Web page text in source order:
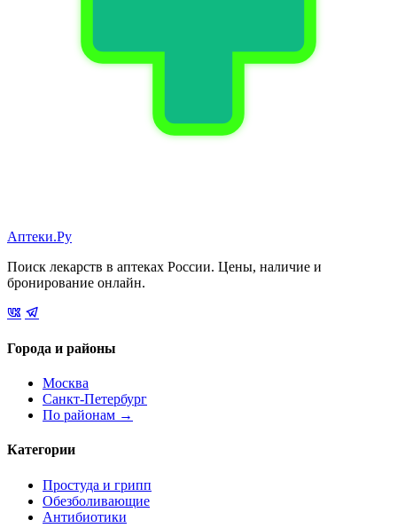
Аптеки.Ру
Поиск лекарств в аптеках России. Цены, наличие и
бронирование онлайн.
Города и районы
Москва
Санкт-Петербург
По районам →
Категории
Простуда и грипп
Обезболивающие
Антибиотики